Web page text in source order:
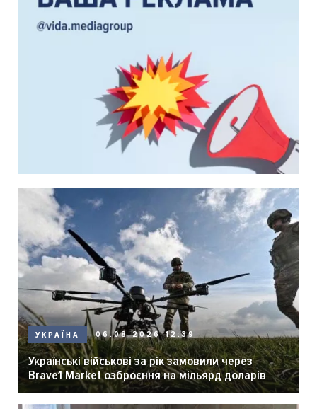
УКРАЇНА 06.08.2026 12:39
Українські військові за рік замовили через
Brave1 Market озброєння на мільярд доларів